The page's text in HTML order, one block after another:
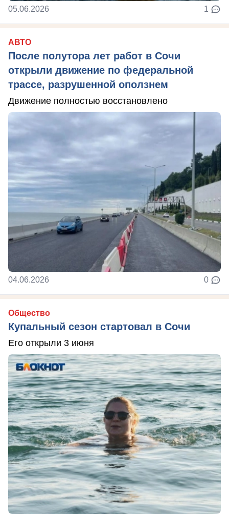
05.06.2026 1
АВТО
После полутора лет работ в Сочи
открыли движение по федеральной
трассе, разрушенной оползнем
Движение полностью восстановлено
04.06.2026 0
Общество
Купальный сезон стартовал в Сочи
Его открыли 3 июня